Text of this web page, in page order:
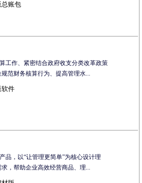
总账包
工作、紧密结合政府收支分类改革政策
范财务核算行为、提高管理水...
软件
品，以“让管理更简单”为核心设计理
，帮助企业高效经营商品、理...